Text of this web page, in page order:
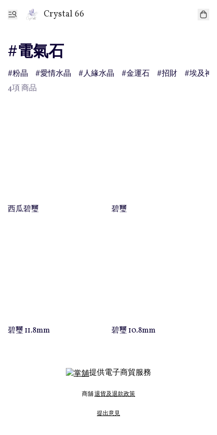
Crystal 66
#電氣石
粉晶 愛情水晶 人緣水晶 金運石 招財
埃及神
4項 商品
西瓜碧璽 碧璽
碧璽 11.8mm 碧璽 10.8mm
提供電子商貿服務
商舖退貨及退款政策
提出意見